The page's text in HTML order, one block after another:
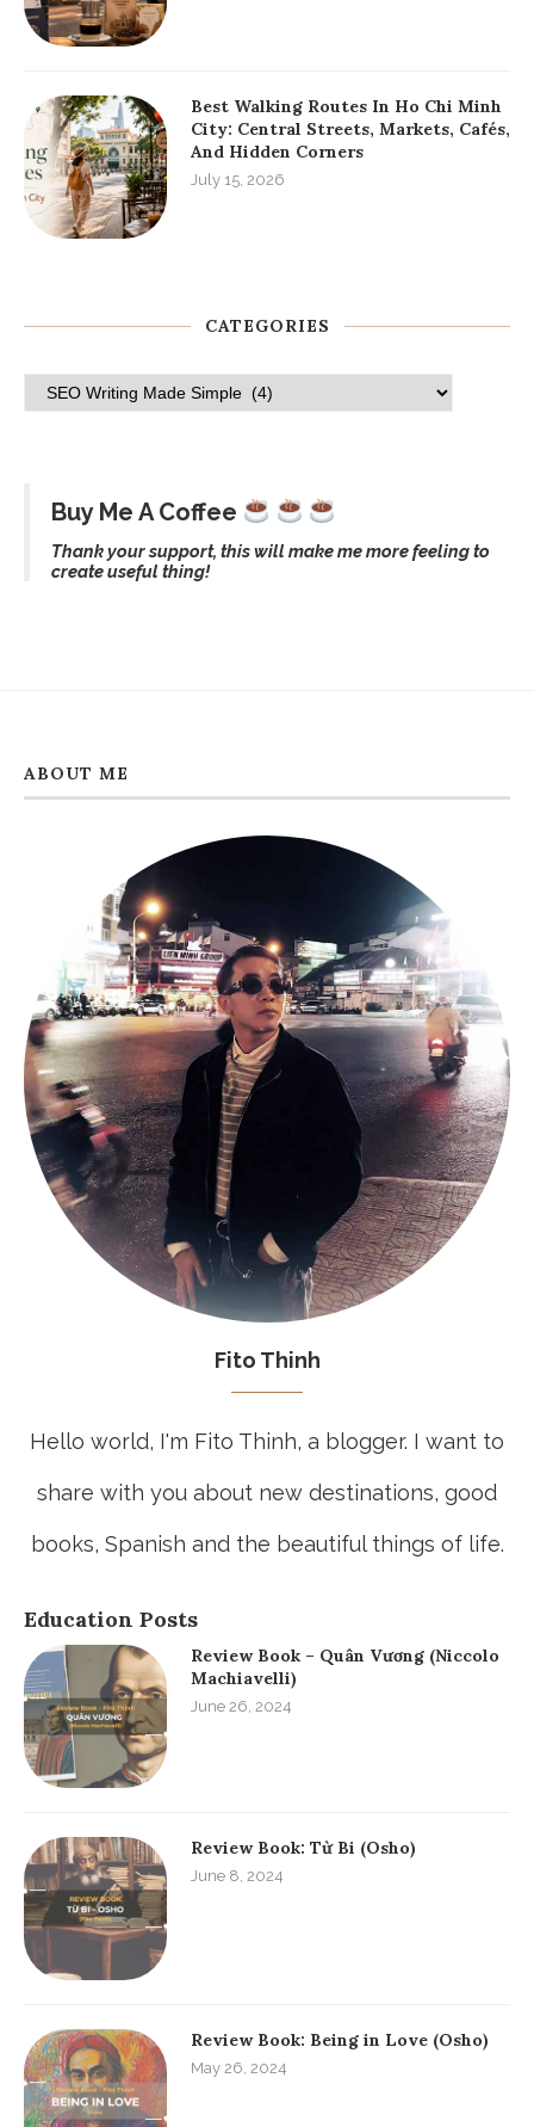
Best Walking Routes In Ho Chi Minh
City: Central Streets, Markets, Cafés,
And Hidden Corners
July 15, 2026
CATEGORIES
Buy Me A Coffee
Thank your support, this will make me more feeling to
create useful thing!
ABOUT ME
Fito Thinh
Hello world, I'm Fito Thinh, a blogger. I want to
share with you about new destinations, good
books, Spanish and the beautiful things of life.
Education Posts
Review Book – Quân Vương (Niccolo
Machiavelli)
June 26, 2024
Review Book: Từ Bi (Osho)
June 8, 2024
Review Book: Being in Love (Osho)
May 26, 2024